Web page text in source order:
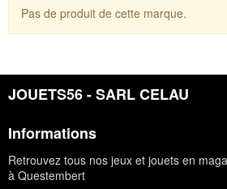
Pas de produit de cette marque.
JOUETS56 - SARL CELAU
Informations
Retrouvez tous nos jeux et jouets en
à Questembert